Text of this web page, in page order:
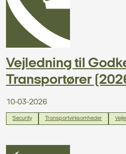
Vejledning til
Transportører
10-03-2026
Security Transportvirksomheder